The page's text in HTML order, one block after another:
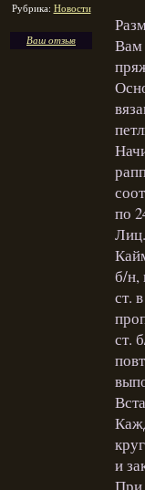
Рубрика: Новости
Ваш отзыв
Вам
по
б/н,
ст.
ст.
и